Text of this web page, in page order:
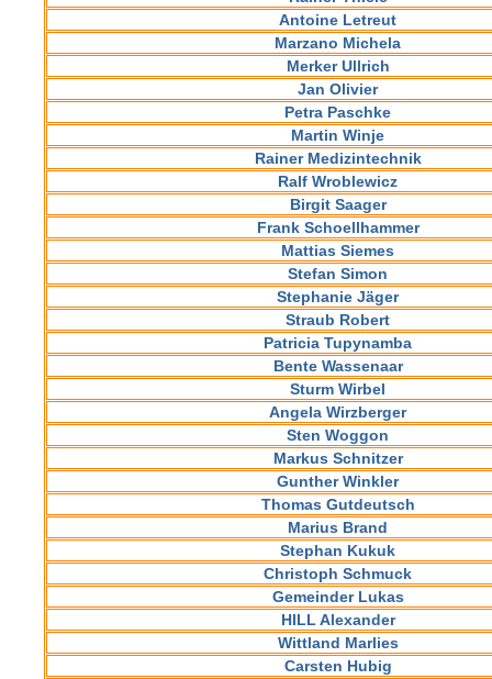
Antoine Letreut
Marzano Michela
Merker Ullrich
Jan Olivier
Petra Paschke
Martin Winje
Rainer Medizintechnik
Ralf Wroblewicz
Birgit Saager
Frank Schoellhammer
Mattias Siemes
Stefan Simon
Stephanie Jäger
Straub Robert
Patricia Tupynamba
Bente Wassenaar
Sturm Wirbel
Angela Wirzberger
Sten Woggon
Markus Schnitzer
Gunther Winkler
Thomas Gutdeutsch
Marius Brand
Stephan Kukuk
Christoph Schmuck
Gemeinder Lukas
HILL Alexander
Wittland Marlies
Carsten Hubig